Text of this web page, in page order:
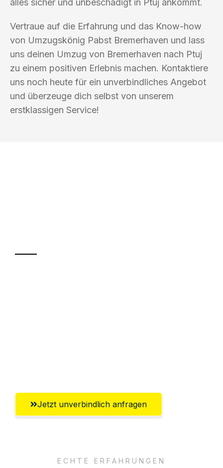
alles sicher und unbeschädigt in Ptuj ankommt.
Vertraue auf die Erfahrung und das Know-how
von Umzugskönig Pabst Bremerhaven und lass
uns deinen Umzug von Bremerhaven nach Ptuj
zu einem positiven Erlebnis machen. Kontaktiere
uns noch heute für ein unverbindliches Angebot
und überzeuge dich selbst von unserem
erstklassigen Service!
Jetzt unverbindlich anfragen
ECHTE ERFAHRUNGEN